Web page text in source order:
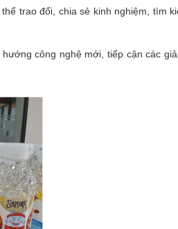
trao đổi, chia sẻ kinh nghiệm, tìm
công nghệ mới, tiếp cận các